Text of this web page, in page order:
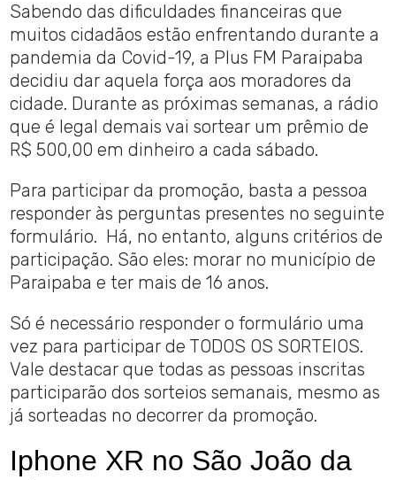
Sabendo das dificuldades financeiras que
muitos cidadãos estão enfrentando durante a
pandemia da Covid-19, a Plus FM Paraipaba
decidiu dar aquela força aos moradores da
cidade. Durante as próximas semanas, a rádio
que é legal demais vai sortear um prêmio de
R$ 500,00 em dinheiro a cada sábado.
Para participar da promoção, basta a pessoa
responder às perguntas presentes no seguinte
formulário. Há, no entanto, alguns critérios de
participação. São eles: morar no município de
Paraipaba e ter mais de 16 anos.
Só é necessário responder o formulário uma
vez para participar de TODOS OS SORTEIOS.
Vale destacar que todas as pessoas inscritas
participarão dos sorteios semanais, mesmo as
já sorteadas no decorrer da promoção.